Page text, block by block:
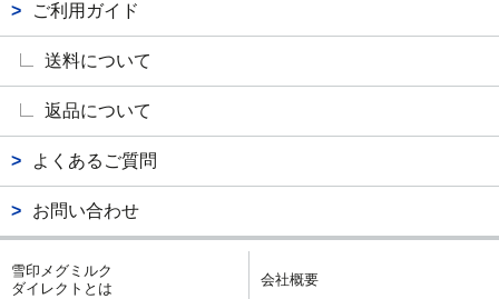
ご利用ガイド
送料について
返品について
よくあるご質問
お問い合わせ
雪印メグミルク
ダイレクトとは
会社概要